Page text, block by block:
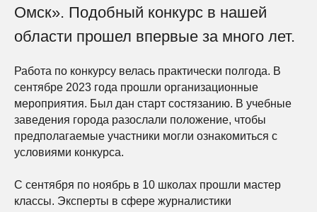
Омск». Подобный конкурс в нашей
области прошел впервые за много лет.
Работа по конкурсу велась практически полгода. В
сентябре 2023 года прошли организационные
мероприятия. Был дан старт состязанию. В учебные
заведения города разослали положение, чтобы
предполагаемые участники могли ознакомиться с
условиями конкурса.
С сентября по ноябрь в 10 школах прошли мастер
классы. Эксперты в сфере журналистики